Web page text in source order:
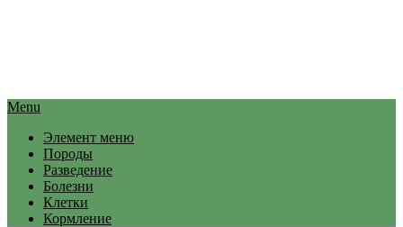
Menu
Элемент меню
Породы
Разведение
Болезни
Клетки
Кормление